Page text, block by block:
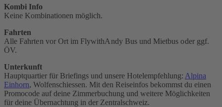
Kombi Info
Keine Kombinationen möglich.
Fahrten
Alle Fahrten vor Ort im FlywithAndy Bus und Mietbus oder ggf.
ÖV.
Unterkunft
Hauptquartier für Briefings und unsere Hotelempfehlung: Alpina
Einhorn, Wolfenschiessen. Mit den Reiseinfos bekommst du einen
Promocode auf deine Zimmerbuchung und weitere Möglichkeiten
für deine Übernachtung in der Zentralschweiz.